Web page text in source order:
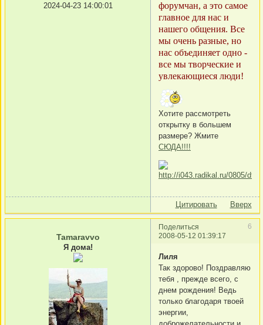
2024-04-23 14:00:01
форумчан, а это самое
главное для нас и
нашего общения. Все
мы очень разные, но
нас объединяет одно -
все мы творческие и
увлекающиеся люди!
Хотите рассмотреть
открытку в большем
размере? Жмите
СЮДА!!!!
Цитировать Вверх
Поделиться
6
2008-05-12 01:39:17
Tamaravvo
Я дома!
Лиля
Так здорово! Поздравляю
тебя , прежде всего, с
днем рождения! Ведь
только благодаря твоей
энергии,
доброжелательности и